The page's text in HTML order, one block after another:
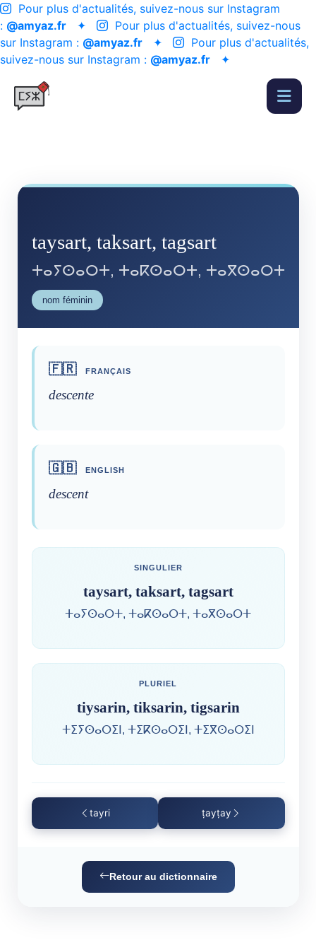
Pour plus d'actualités, suivez-nous sur Instagram
: @amyaz.fr ✦
Pour plus d'actualités, suivez-nous
sur Instagram : @amyaz.fr ✦
Pour plus d'actualités,
suivez-nous sur Instagram : @amyaz.fr ✦
taysart, taksart, tagsart
ⵜⴰⵢⵙⴰⵔⵜ, ⵜⴰⴽⵙⴰⵔⵜ, ⵜⴰⴳⵙⴰⵔⵜ
nom féminin
🇫🇷 FRANÇAIS
descente
🇬🇧 ENGLISH
descent
SINGULIER
taysart, taksart, tagsart
ⵜⴰⵢⵙⴰⵔⵜ, ⵜⴰⴽⵙⴰⵔⵜ, ⵜⴰⴳⵙⴰⵔⵜ
PLURIEL
tiysarin, tiksarin, tigsarin
ⵜⵉⵢⵙⴰⵔⵉⵏ, ⵜⵉⴽⵙⴰⵔⵉⵏ, ⵜⵉⴳⵙⴰⵔⵉⵏ
tayri ṭayṭay
Retour au dictionnaire